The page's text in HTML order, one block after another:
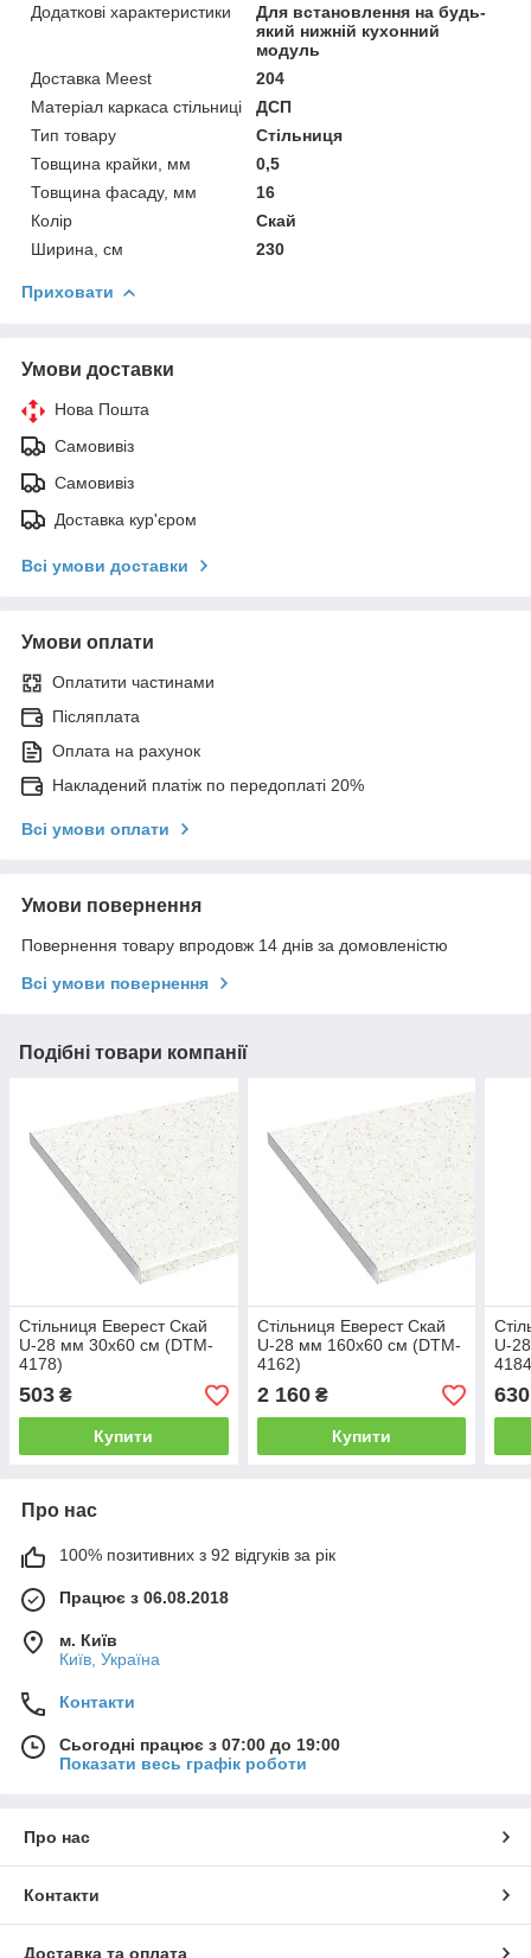
Додаткові характеристики
Для встановлення на будь-
який нижній кухонний
модуль
Доставка Meest
204
Матеріал каркаса стільниці
ДСП
Тип товару
Стільниця
Товщина крайки, мм
0,5
Товщина фасаду, мм
16
Колір
Скай
Ширина, см
230
Приховати
Умови доставки
Нова Пошта
Самовивіз
Самовивіз
Доставка кур'єром
Всі умови доставки
Умови оплати
Оплатити частинами
Післяплата
Оплата на рахунок
Накладений платіж по передоплаті 20%
Всі умови оплати
Умови повернення
Повернення товару впродовж 14 днів за домовленістю
Всі умови повернення
Подібні товари компанії
Стільниця Еверест Скай
U-28 мм 30х60 см (DTM-
4178)
503 ₴
Купити
Стільниця Еверест Скай
U-28 мм 160х60 см (DTM-
4162)
2 160₴
Купити
U-
630
Про нас
100% позитивних з 92 відгуків за рік
Працює з 06.08.2018
м. Київ
Київ, Україна
Контакти
Сьогодні працює з 07:00 до 19:00
Показати весь графік роботи
Про нас
Контакти
Доставка та оплата